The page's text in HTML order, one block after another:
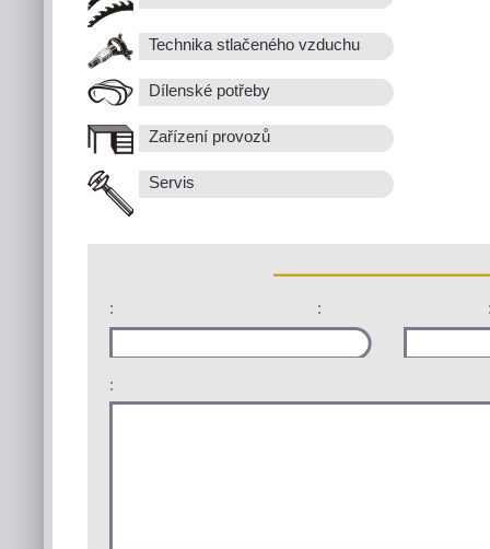
Technika stlačeného vzduchu
Dílenské potřeby
Zařízení provozů
Servis
: :
: